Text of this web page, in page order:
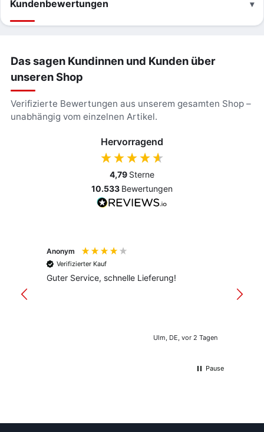
Kundenbewertungen
Das sagen Kundinnen und Kunden über
unseren Shop
Verifizierte Bewertungen aus unserem gesamten Shop –
unabhängig vom einzelnen Artikel.
Hervorragend
4,79 Sterne
10.533 Bewertungen
Anonym
Verifizierter Kauf
Guter Service, schnelle Lieferung!
Ulm, DE, vor 2 Tagen
Pause